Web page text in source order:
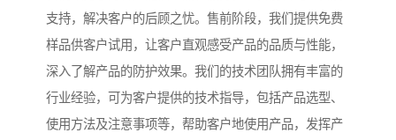
支持，解决客户的后顾之忧。售前阶段，我们提供免费
样品供客户试用，让客户直观感受产品的品质与性能，
深入了解产品的防护效果。我们的技术团队拥有丰富的
行业经验，可为客户提供的技术指导，包括产品选型、
使用方法及注意事项等，帮助客户地使用产品，发挥产